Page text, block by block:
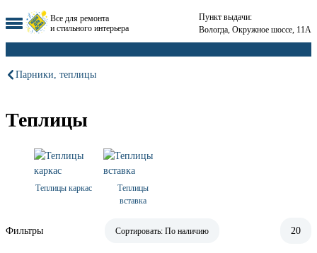
Все для ремонта
и стильного интерьера
Пункт выдачи:
Вологда, Окружное шоссе, 11А
Парники, теплицы
Теплицы
Теплицы каркас
Теплицы
вставка
Фильтры Сортировать: По наличию 20